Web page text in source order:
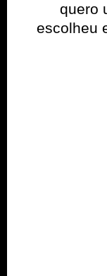
quero
escolheu